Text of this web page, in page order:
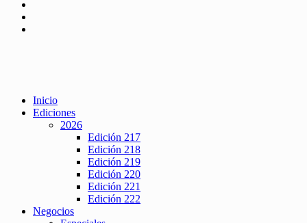
Inicio
Ediciones
2026
Edición 217
Edición 218
Edición 219
Edición 220
Edición 221
Edición 222
Negocios